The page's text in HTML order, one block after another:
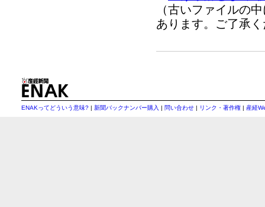
（古いファイルの
あります。ご了承
ENAKってどういう意味? | 新聞バックナンバー購入 | 問い合わせ | リンク・著作権 | 産経